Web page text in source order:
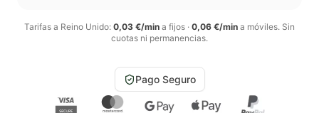
Tarifas a Reino Unido: 0,03 €/min a fijos · 0,06 €/min a móviles. Sin
cuotas ni permanencias.
Pago Seguro